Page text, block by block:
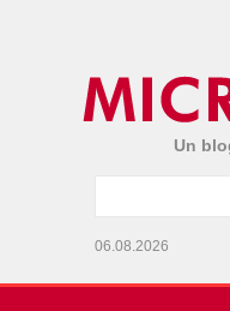
Un
06.08.2026